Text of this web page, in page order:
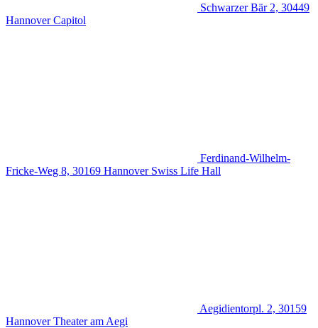
Schwarzer Bär 2, 30449
Hannover Capitol
Ferdinand-Wilhelm-
Fricke-Weg 8, 30169 Hannover Swiss Life Hall
Aegidientorpl. 2, 30159
Hannover Theater am Aegi